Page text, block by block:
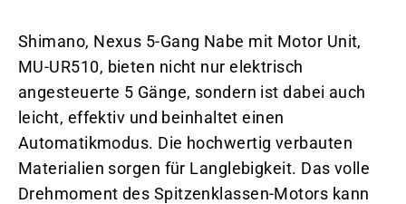
Shimano, Nexus 5-Gang Nabe mit Motor Unit,
MU-UR510, bieten nicht nur elektrisch
angesteuerte 5 Gänge, sondern ist dabei auch
leicht, effektiv und beinhaltet einen
Automatikmodus. Die hochwertig verbauten
Materialien sorgen für Langlebigkeit. Das volle
Drehmoment des Spitzenklassen-Motors kann